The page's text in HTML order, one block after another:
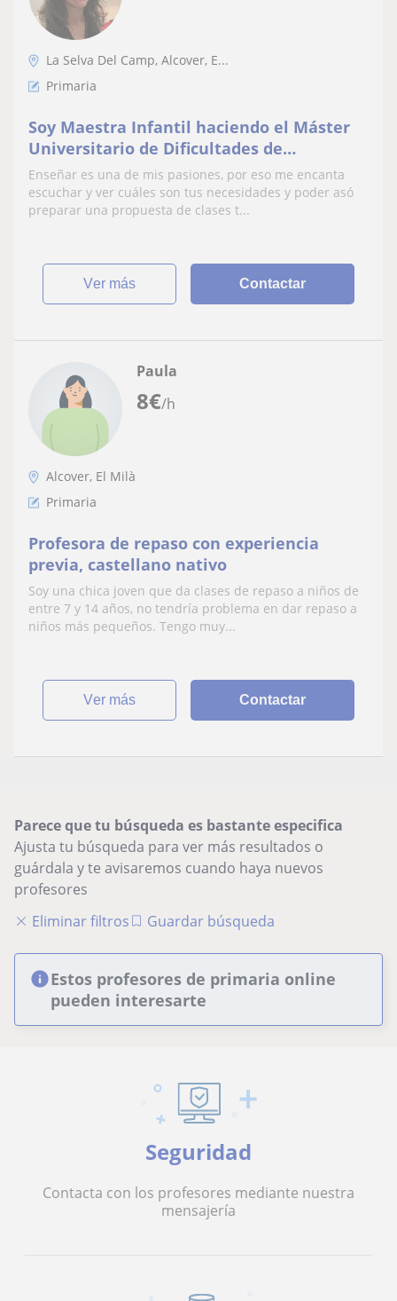
La Selva Del Camp, Alcover, E...
Primaria
Soy Maestra Infantil haciendo el Máster
Universitario de Dificultades de
Aprendizaje en la UOC y aspirante a
primaria. Tengo practica en Infantil y he
hecho substituciones como PT en escuelas
Enseñar es una de mis pasiones, por eso me encanta
escuchar y ver cuáles son tus necesidades y poder asó
preparar una propuesta de clases t...
ver más Contactar
8€/h
Paula
Alcover, El Milà
Primaria
Profesora de repaso con experiencia
previa, castellano nativo
Soy una chica joven que da clases de repaso a niños de
entre 7 y 14 años, no tendría problema en dar repaso a
niños más pequeños. Tengo muy...
ver más Contactar
Parece que tu búsqueda es bastante especifica
Ajusta tu búsqueda para ver más resultados o
guárdala y te avisaremos cuando haya nuevos
profesores
Eliminar filtros
Guardar búsqueda
Estos profesores de primaria online
pueden interesarte
Seguridad
Contacta con los profesores mediante nuestra
mensajería